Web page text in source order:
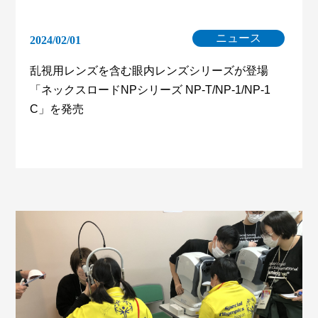
2024/02/01 ニュース
乱視用レンズを含む眼内レンズシリーズが登場
「ネックスロードNPシリーズ NP-T/NP-1/NP-1
C」を発売